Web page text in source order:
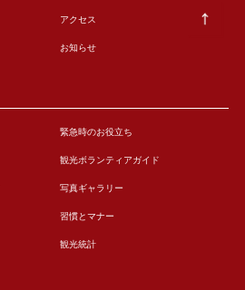
アクセス
お知らせ
緊急時のお役立ち
観光ボランティアガイド
写真ギャラリー
習慣とマナー
観光統計